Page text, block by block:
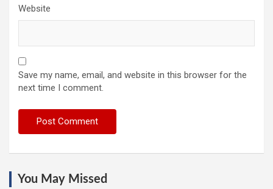
Website
Save my name, email, and website in this browser for the
next time I comment.
You May Missed